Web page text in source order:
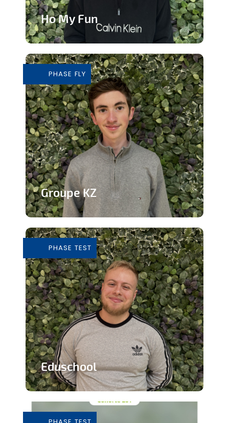
Ho My Fun
inclusive
En savoir plus
PHASE FLY
Groupe KZ
main
En savoir plus
PHASE TEST
Eduschool
de professeurs en secondaire